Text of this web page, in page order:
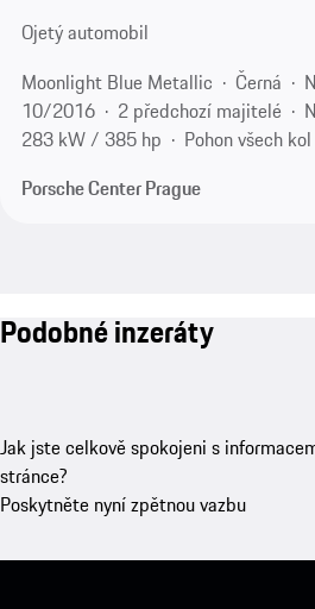
Ojetý automobil
Moonlight Blue Metallic
Černá
10/2016
2 předchozí majitelé
283 kW / 385 hp
Pohon všech kol
Porsche Center Prague
Podobné inzeráty
Jak jste celkově spokojeni s
stránce?
Poskytněte nyní zpětnou vazbu